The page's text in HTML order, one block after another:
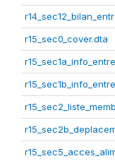
r15_sec0_cover.dta